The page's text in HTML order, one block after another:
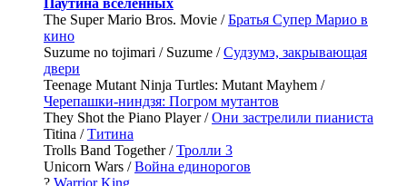
The Super Mario Bros. Movie /Братья Супер Марио в
кино
Suzume no tojimari / Suzume /Судзумэ, закрывающая
двери
Teenage Mutant Ninja Turtles: Mutant Mayhem /
Черепашки-ниндзя: Погром мутантов
They Shot the Piano Player /Они застрелили пианиста
Titina /Титина
Trolls Band Together /Тролли 3
Unicorn Wars /Война единорогов
? Warrior King